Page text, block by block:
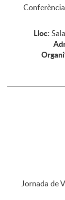
Lloc:
Jornada de